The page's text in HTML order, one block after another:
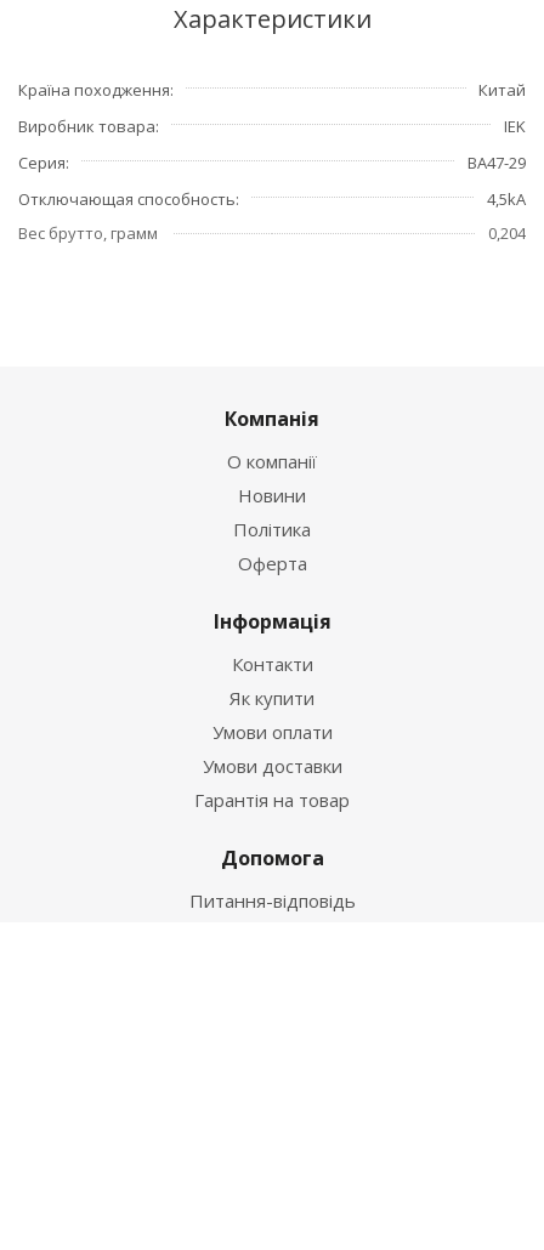
Характеристики
Країна походження
Китай
Виробник товара
IEK
Серия
ВА47-29
Отключающая способность
4,5kA
Вес брутто, грамм
0,204
Компанія
О компанії
Новини
Політика
Оферта
Інформація
Контакти
Як купити
Умови оплати
Умови доставки
Гарантія на товар
Допомога
Питання-відповідь